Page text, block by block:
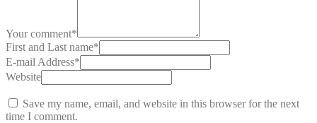
Your comment*
First and Last name*
E-mail Address*
Website
Save my name, email, and website in this browser for the next
time I comment.